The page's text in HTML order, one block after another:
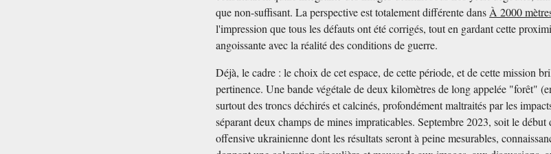
que non-suffisant. La perspective est totalement différente dansÀ 2000
l'impression que tous les défauts ont été corrigés, tout en gardant cette
angoissante avec la réalité des conditions de guerre.
Déjà, le cadre : le choix de cet espace, de cette période, et de cette mission
pertinence. Une bande végétale de deux kilomètres de long appelée "forêt"
surtout des troncs déchirés et calcinés, profondément maltraités par les
séparant deux champs de mines impraticables. Septembre 2023, soit le début
offensive ukrainienne dont les résultats seront à peine mesurables,